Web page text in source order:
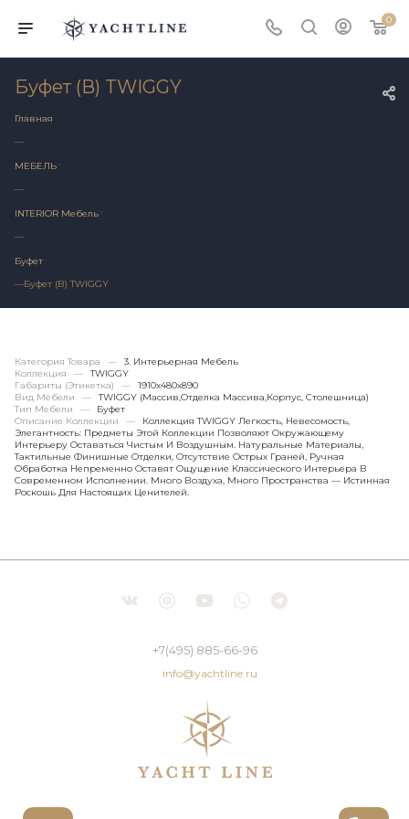
0
Буфет (В) TWIGGY
Главная
—
МЕБЕЛЬ
—
INTERIOR Мебель
—
Буфет
—Буфет (В) TWIGGY
Категория Товара —
3. Интерьерная Мебель
Коллекция
—
TWIGGY
Габариты (этикетка)
—
1910х480x890
Вид Мебели
—
TWIGGY (массив,отделка Массива,корпус, Столешница)
Тип Мебели
—
Буфет
Описание Коллекции
—
Коллекция TWIGGY Легкость, Невесомость,
Элегантность: Предметы Этой Коллекции Позволяют Окружающему
Интерьеру Оставаться Чистым И Воздушным. Натуральные Материалы,
Тактильные Финишные Отделки, Отсутствие Острых Граней, Ручная
Обработка Непременно Оставят Ощущение Классического Интерьера В
Современном Исполнении. Много Воздуха, Много Пространства — Истинная
Роскошь Для Настоящих Ценителей.
+7(495) 885-66-96
info@yachtline.ru